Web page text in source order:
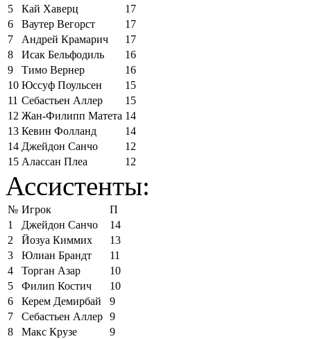
5
Кай Хаверц
17
6
Ваутер Вегорст
17
7
Андрей Крамарич
17
8
Исак Бельфодиль
16
9
Тимо Вернер
16
10 Юссуф Поульсен
15
11 Себастьен Аллер
15
12 Жан-Филипп Матета 14
13 Кевин Фолланд
14
14 Джейдон Санчо
12
15 Алассан Плеа 12
Ассистенты:
№ Игрок
П
1
Джейдон Санчо
14
2
Йозуа Киммих
13
3
Юлиан Брандт
11
4
Торган Азар
10
5
Филип Костич
10
6
Керем Демирбай
9
7
Себастьен Аллер 9
8
Макс Крузе
9